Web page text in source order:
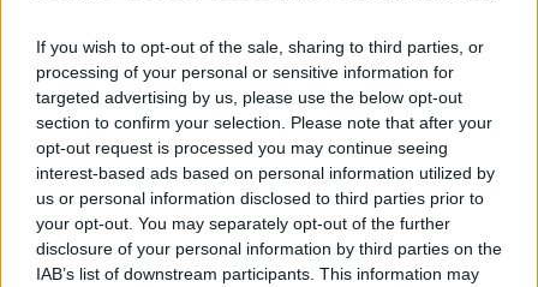
If you wish to opt-out of the sale, sharing to third parties, or
processing of your personal or sensitive information for
targeted advertising by us, please use the below opt-out
section to confirm your selection. Please note that after your
opt-out request is processed you may continue seeing
interest-based ads based on personal information utilized by
us or personal information disclosed to third parties prior to
your opt-out. You may separately opt-out of the further
disclosure of your personal information by third parties on the
IAB’s list of downstream participants. This information may